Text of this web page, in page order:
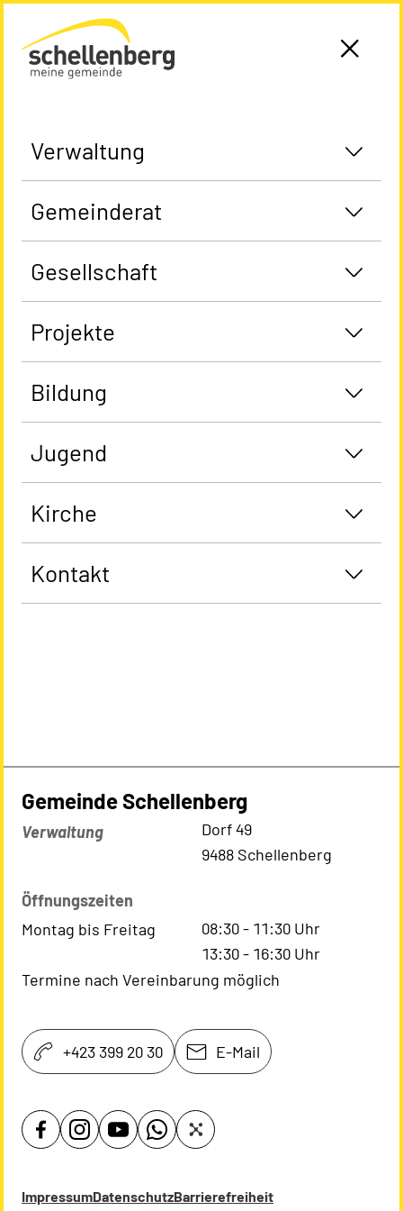
Gemeinde Schellenberg Startseite
Verwaltung
Gemeinderat
Gesellschaft
Projekte
Bildung
Jugend
Kirche
Kontakt
Gemeinde Schellenberg
Verwaltung
Dorf 49
9488 Schellenberg
Öffnungszeiten
Montag bis Freitag
08:30- 11:30 Uhr
13:30- 16:30 Uhr
Termine nach Vereinbarung möglich
+423 399 20 30 E-Mail
ImpressumDatenschutzBarrierefreiheit